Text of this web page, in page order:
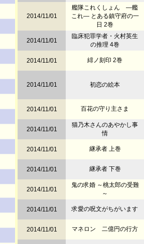
2014/11/01
艦隊これくしょん ―艦
これ― とある鎮守府の一
日 2巻
2014/11/01
臨床犯罪学者・火村英生
の推理 4巻
2014/11/01 緋ノ刻印 2巻
2014/11/01 初恋の絵本
2014/11/01 百花の守り主さま
2014/11/01
猫乃木さんのあやかし事
情
2014/11/01 継承者 上巻
2014/11/01 継承者 下巻
2014/11/01
鬼の求婚 ～桃太郎の受難
～
2014/11/01 求愛の呪文がちがいます
2014/11/01 マネロン 二億円の行方